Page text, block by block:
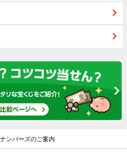
ナンバーズのご案内